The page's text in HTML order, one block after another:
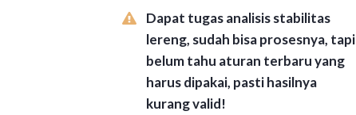
Dapat tugas analisis stabilitas
lereng, sudah bisa prosesnya, tapi
belum tahu aturan terbaru yang
harus dipakai, pasti hasilnya
kurang valid!